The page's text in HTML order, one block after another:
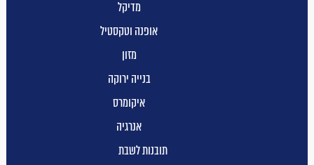
מדיקל
אופנה וטקסטיל
מזון
בנייה ירוקה
איקומרס
אנרגיה
תובנות לשבת